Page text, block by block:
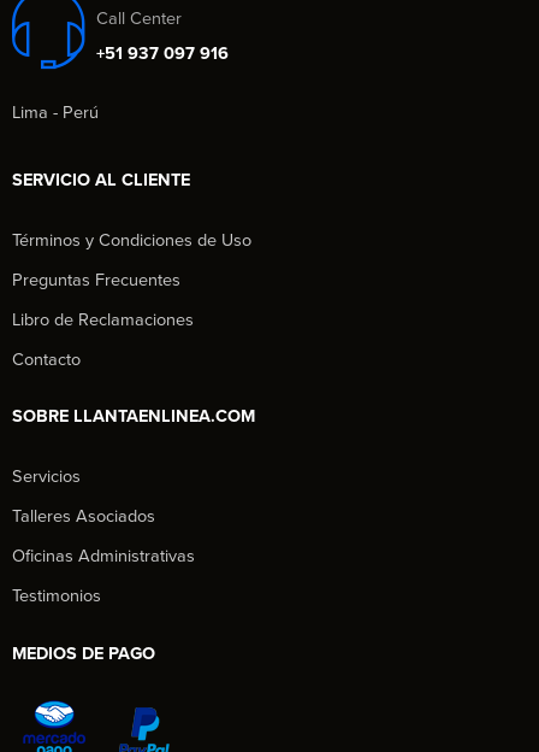
Call Center
+51 937 097 916
Lima - Perú
SERVICIO AL CLIENTE
Términos y Condiciones de Uso
Preguntas Frecuentes
Libro de Reclamaciones
Contacto
SOBRE LLANTAENLINEA.COM
Servicios
Talleres Asociados
Oficinas Administrativas
Testimonios
MEDIOS DE PAGO